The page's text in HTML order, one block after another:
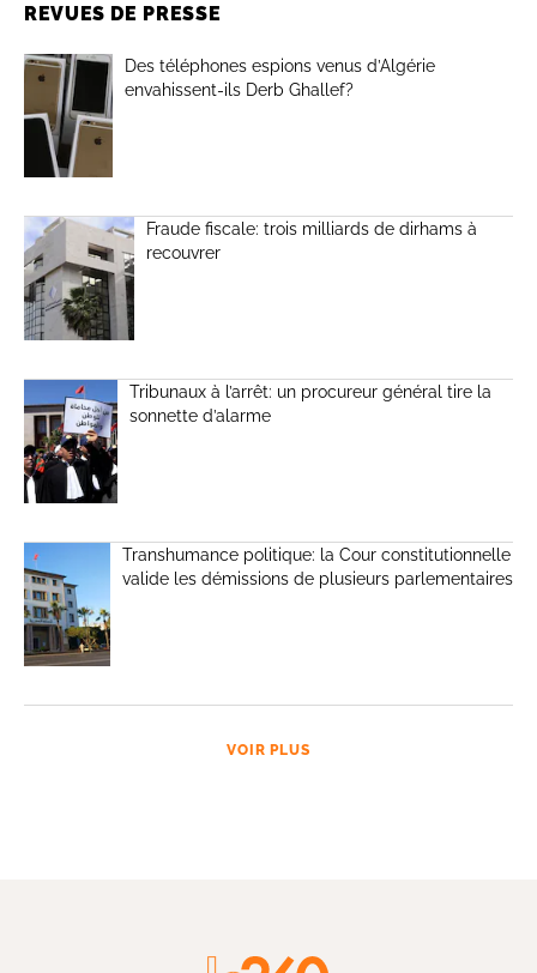
REVUES DE PRESSE
Des téléphones espions venus d’Algérie
envahissent-ils Derb Ghallef?
Fraude fiscale: trois milliards de dirhams à
recouvrer
Tribunaux à l’arrêt: un procureur général tire la
sonnette d’alarme
Transhumance politique: la Cour constitutionnelle
valide les démissions de plusieurs parlementaires
VOIR PLUS